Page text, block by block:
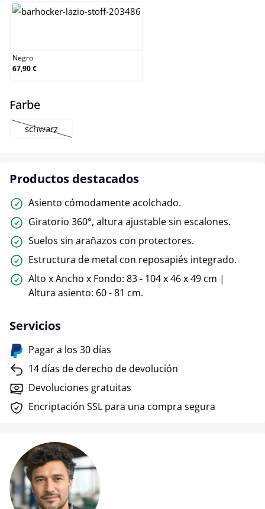
Negro
67,90 €
Farbeselect
schwarz
(Esta opción no está disponible en este momento.)
Productos destacados
Asiento cómodamente acolchado.
Giratorio 360°, altura ajustable sin escalones.
Suelos sin arañazos con protectores.
Estructura de metal con reposapiés integrado.
Alto x Ancho x Fondo: 83 - 104 x 46 x 49 cm |
Altura asiento: 60 - 81 cm.
Servicios
Pagar a los 30 días
14 días de derecho de devolución
Devoluciones gratuitas
Encriptación SSL para una compra segura